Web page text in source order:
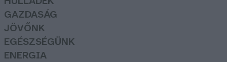
GAZDASÁG
JÖVŐNK
EGÉSZSÉGÜNK
ENERGIA